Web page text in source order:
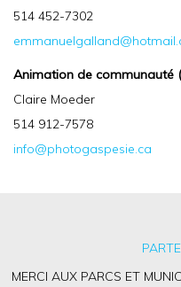
514 452-7302
Animation de communauté
Claire Moeder
514 912-7578
info@photogaspesie.ca
MERCI AUX PARCS ET